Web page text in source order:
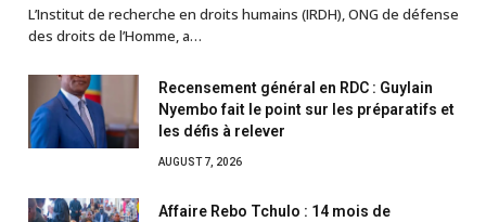
L’Institut de recherche en droits humains (IRDH), ONG de défense
des droits de l’Homme, a…
Recensement général en RDC : Guylain
Nyembo fait le point sur les préparatifs et
les défis à relever
AUGUST 7, 2026
Affaire Rebo Tchulo : 14 mois de